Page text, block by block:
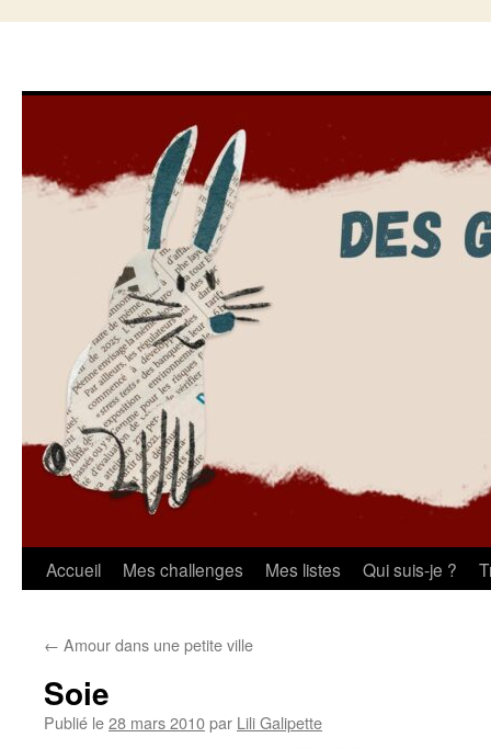
Aller
contenu
Accueil Mes challenges Mes listes Qui suis-je ?
← Amour dans une petite ville
Soie
Publié le28 mars 2010par Lili Galipette